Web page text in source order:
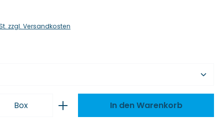
zzgl. Versandkosten
Gib den gewünschten
Box In den Warenkorb